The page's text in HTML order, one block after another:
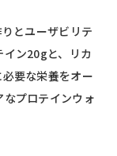
とユーザビリテ
ン20gと、リカ
要な栄養をオー
プロテインウォ